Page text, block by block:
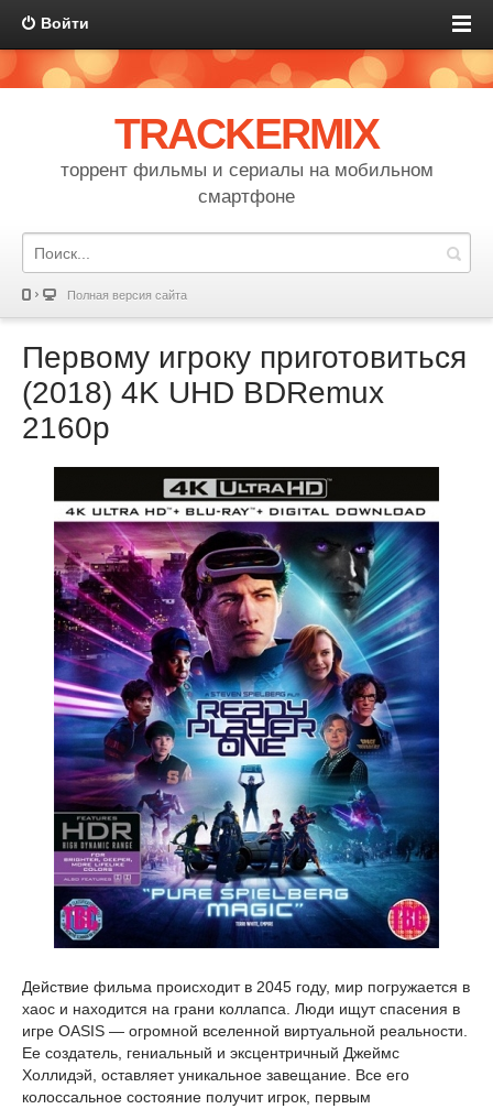
Войти
TRACKERMIX
торрент фильмы и сериалы на мобильном
смартфоне
Полная версия сайта
Первому игроку приготовиться
(2018) 4K UHD BDRemux
2160p
Действие фильма происходит в 2045 году, мир погружается в
хаос и находится на грани коллапса. Люди ищут спасения в
игре OASIS — огромной вселенной виртуальной реальности.
Ее создатель, гениальный и эксцентричный Джеймс
Холлидэй, оставляет уникальное завещание. Все его
колоссальное состояние получит игрок, первым